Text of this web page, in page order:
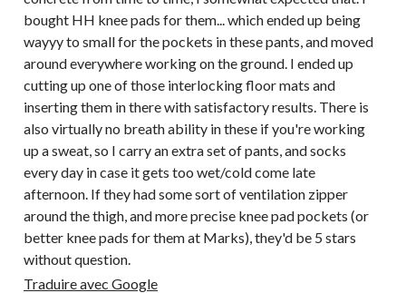
bought HH knee pads for them... which ended up being
wayyy to small for the pockets in these pants, and moved
around everywhere working on the ground. I ended up
cutting up one of those interlocking floor mats and
inserting them in there with satisfactory results. There is
also virtually no breath ability in these if you're working
up a sweat, so I carry an extra set of pants, and socks
every day in case it gets too wet/cold come late
afternoon. If they had some sort of ventilation zipper
around the thigh, and more precise knee pad pockets (or
better knee pads for them at Marks), they'd be 5 stars
without question.
Traduire avec Google